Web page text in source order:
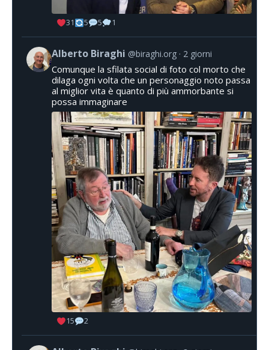
31 5 5 1
Alberto Biraghi @biraghi.org 2 giorni
Comunque la sfilata social di foto col morto che
dilaga ogni volta che un personaggio noto passa
al miglior vita è quanto di più ammorbante si
possa immaginare
15 2